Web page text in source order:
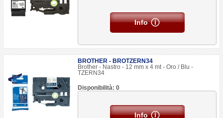
Info
BROTHER - BROTZERN34
Brother - Nastro - 12 mm x 4 mt - Oro / Blu -
TZERN34
Disponibilità: 0
Info